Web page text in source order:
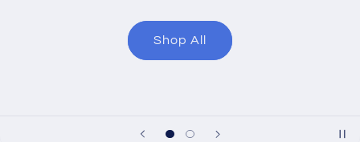
Legal Disclaimer